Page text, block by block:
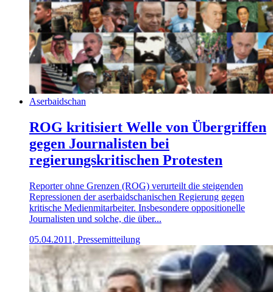
Aserbaidschan
ROG kritisiert Welle von Übergriffen
gegen Journalisten bei
regierungskritischen Protesten
Reporter ohne Grenzen (ROG) verurteilt die steigenden
Repressionen der aserbaidschanischen Regierung gegen
kritische Medienmitarbeiter. Insbesondere oppositionelle
Journalisten und solche, die über...
05.04.2011, Pressemitteilung